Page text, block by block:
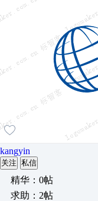
kangyin
关注 私信
精华：0帖
求助：2帖